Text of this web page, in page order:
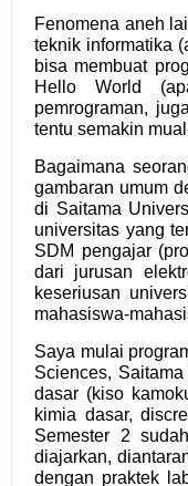
Fenomena aneh
teknik informatika
bisa membuat
Hello World
pemrograman,
tentu semakin
Bagaimana
gambaran umum
di Saitama
universitas yang
SDM pengajar
dari jurusan
keseriusan
mahasiswa-
Saya mulai
Sciences,
dasar (kiso
kimia dasar,
Semester 2
diajarkan,
dengan praktek